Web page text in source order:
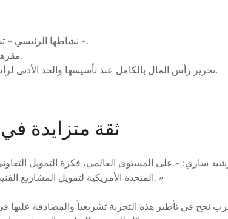
نشاطها الرئيسي « تسيير منصة أو أكثر للتمويل التعاوني ».
مقرها الاجتماعي يجب أن يكون بالمغرب.
تحرير رأس المال بالكامل عند تأسيسها والحد الأدنى لرأس المال المكتتب به 300 ألف درهم.
ثقة متزايدة في
المتحدة الأمريكية لتمويل المشاريع الفنية قبل أن تتسع لتشمل مشاريع متنوعة. »
نجح في تأطير هذه التجربة تشريعياً والمصادقة عليها